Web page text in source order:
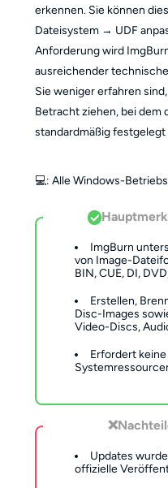
erkennen. Sie können
Dateisystem → UDF
Anforderung wird
ausreichender
Sie weniger erfahren
Betracht ziehen, bei dem
standardmäßig festgelegt
💻️: Alle Windows-
ImgBurn
von Image-
BIN, CUE, DI,
Erstellen,
Disc-Images
Video-Discs,
Erfordert
Updates
offizielle